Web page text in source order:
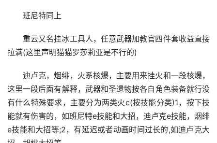
班尼特同上
重云又名挂冰工具人，任意武器加教官四件套收益直接
拉满(这里声明猫猫罗莎莉亚是不行的)
迪卢克，烟绯，火系核爆，主要用来挂火和一段核爆，
这里一段后面有解释，武器和圣遗物按各自角色装备就行没
有什么特殊要求，主要分为两类火c(按技能分类)1，按下技
能就有伤害的，如班尼特e技能和大招，迪卢克e技能，烟绯
e技能和大招等;2，有延迟或者动画时间过长的,如迪卢克大